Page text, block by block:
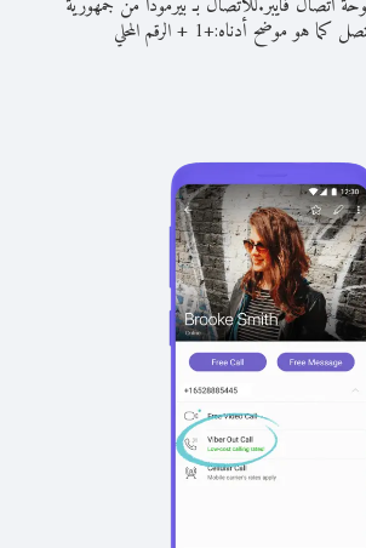
كما هو موضح أدناه:+
1
+الرقم المحلي